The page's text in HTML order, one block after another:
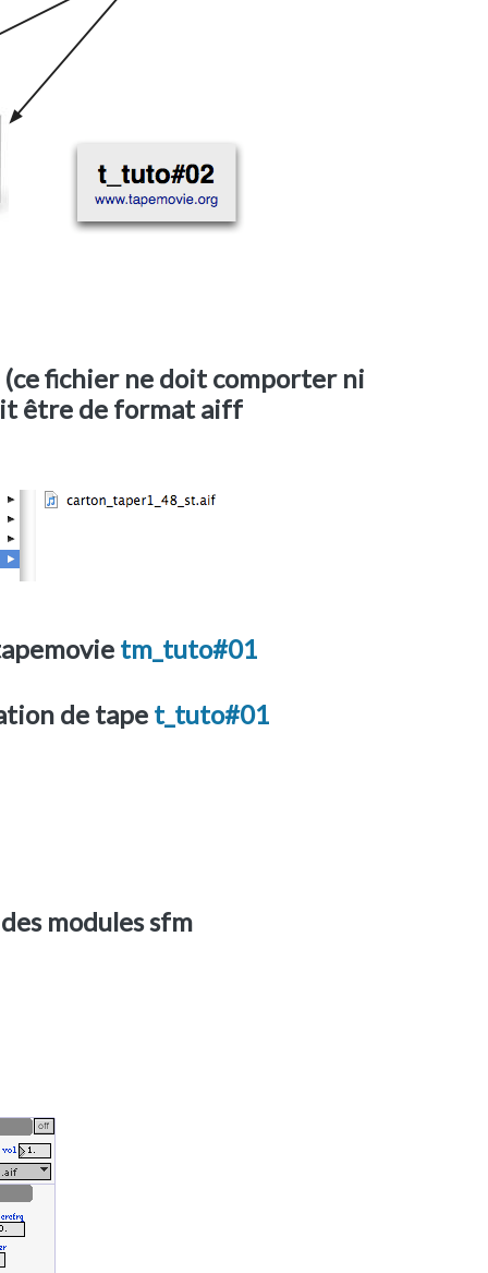
fichier ne doit comporter ni
être de format aiff
tm_tuto#01
de tape t_tuto#01
modules sfm